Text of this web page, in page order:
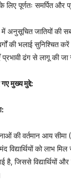
पूर्णतः समर्पित और
जातियों की
की भलाई सुनिश्चित
ढंग से लागू की जा
मुख्य मुद्दे:
की वर्तमान आय
विद्यार्थियों को लाभ
है, जिससे विद्यार्थियों